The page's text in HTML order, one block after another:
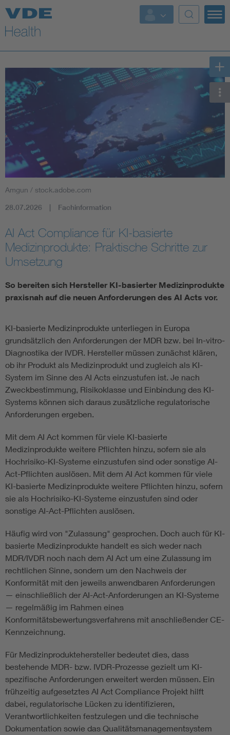
Top Themen
Fokusthemen
Energy
AI & Digital Trust
Mobility
Assisted Living
Functional safety
Amgun / stock.adobe.com
28.07.2026 Fachinformation
AI Act Compliance für KI-basierte
Medizinprodukte: Praktische Schritte zur
Umsetzung
So bereiten sich Hersteller KI-basierter Medizinprodukte
praxisnah auf die neuen Anforderungen des AI Acts vor.
KI-basierte Medizinprodukte unterliegen in Europa
grundsätzlich den Anforderungen der MDR bzw. bei In-vitro-
Diagnostika der IVDR. Hersteller müssen zunächst klären,
ob ihr Produkt als Medizinprodukt und zugleich als KI-
System im Sinne des AI Acts einzustufen ist. Je nach
Zweckbestimmung, Risikoklasse und Einbindung des KI-
Systems können sich daraus zusätzliche regulatorische
Anforderungen ergeben.
Mit dem AI Act kommen für viele KI-basierte
Medizinprodukte weitere Pflichten hinzu, sofern sie als
Hochrisiko-KI-Systeme einzustufen sind oder sonstige AI-
Act-Pflichten auslösen. Mit dem AI Act kommen für viele
KI-basierte Medizinprodukte weitere Pflichten hinzu, sofern
sie als Hochrisiko-KI-Systeme einzustufen sind oder
sonstige AI-Act-Pflichten auslösen.
Häufig wird von "Zulassung" gesprochen. Doch auch für KI-
basierte Medizinprodukte handelt es sich weder nach
MDR/IVDR noch nach dem AI Act um eine Zulassung im
rechtlichen Sinne, sondern um den Nachweis der
Konformität mit den jeweils anwendbaren Anforderungen
— einschließlich der AI-Act-Anforderungen an KI-Systeme
— regelmäßig im Rahmen eines
Konformitätsbewertungsverfahrens mit anschließender CE-
Kennzeichnung.
Für Medizinproduktehersteller bedeutet dies, dass
bestehende MDR- bzw. IVDR-Prozesse gezielt um KI-
spezifische Anforderungen erweitert werden müssen. Ein
frühzeitig aufgesetztes AI Act Compliance Projekt hilft
dabei, regulatorische Lücken zu identifizieren,
Verantwortlichkeiten festzulegen und die technische
Dokumentation sowie das Qualitätsmanagementsystem